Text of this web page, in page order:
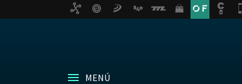
MENÚ